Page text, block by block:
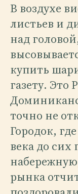
В воздухе
листьев и
над
купить
газету.
точно не
Городок,
века до сих
рынка